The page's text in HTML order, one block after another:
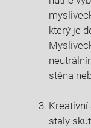
který je
stěna
staly